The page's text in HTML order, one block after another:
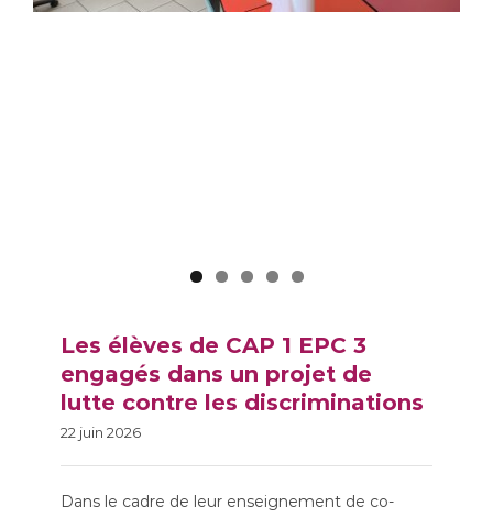
Les élèves de CAP 1 EPC 3
engagés dans un projet de
lutte contre les discriminations
22 juin 2026
Dans le cadre de leur enseignement de co-